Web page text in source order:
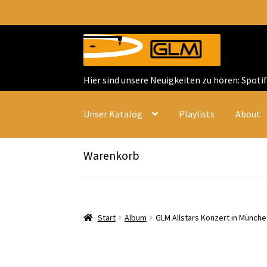
Hier sind unsere Neuigkeiten zu hören:
Zur
Navigation
springen
Zum
Inhalt
springen
Unser Katalog Playlists About
Warenkorb
Start Album GLM Allstars Konzert in